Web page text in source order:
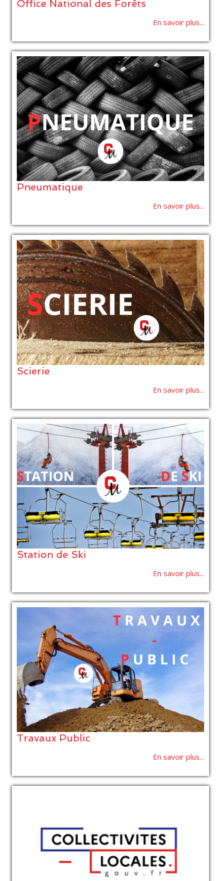
Office National des Forêts
En savoir plus...
Pneumatique
En savoir plus...
Scierie
En savoir plus...
Station de Ski
En savoir plus...
Travaux Public
En savoir plus...